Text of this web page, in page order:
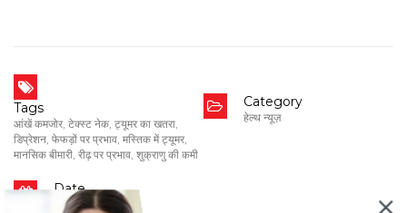
Tags
आंखें कमजोर, टेक्स्ट नेक, ट्यूमर का खतरा,
डिप्रेशन, फेफड़ों पर प्रभाव, मस्तिक में ट्यूमर,
मानसिक बीमारी, रीढ़ पर प्रभाव, शुक्राणु की कमी
Category
हेल्थ न्यूज़
Date
Jun 21, 2020